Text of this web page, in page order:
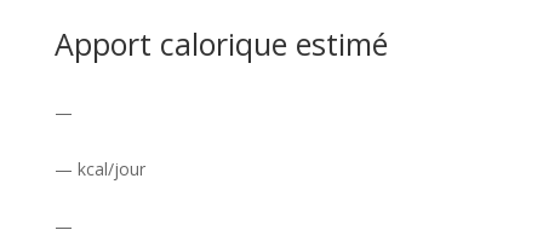
r
Apport calorique estimé
—
— kcal/jour
—